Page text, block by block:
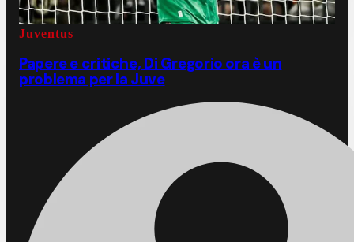
Juventus
Papere e critiche, Di Gregorio ora è un
problema per la Juve